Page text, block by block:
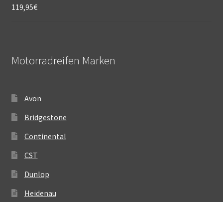
119,95€
Motorradreifen Marken
Avon
Bridgestone
Continental
CST
Dunlop
Heidenau